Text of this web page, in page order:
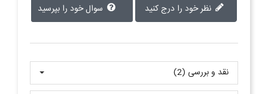
سوال خود را بپرسید
نقد و بررسی‌‌ (2)